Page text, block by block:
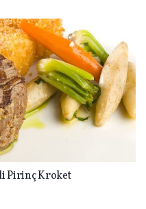
Pirinç Kroket